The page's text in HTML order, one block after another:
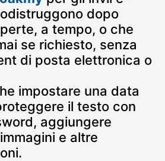
dopo
a tempo, o che
se richiesto, senza
di posta elettronica o
impostare una data
il testo con
aggiungere
e altre